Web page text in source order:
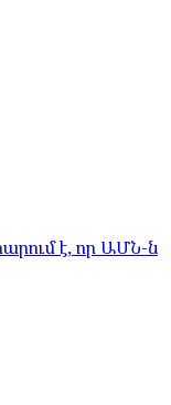
է, որ ԱՄՆ-ն